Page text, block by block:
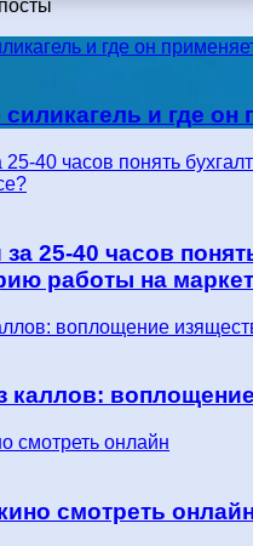
и где он
силикагель и где он
40 часов понять
25-40 часов
работы на
воплощение
каллов:
смотреть онлайн
смотреть